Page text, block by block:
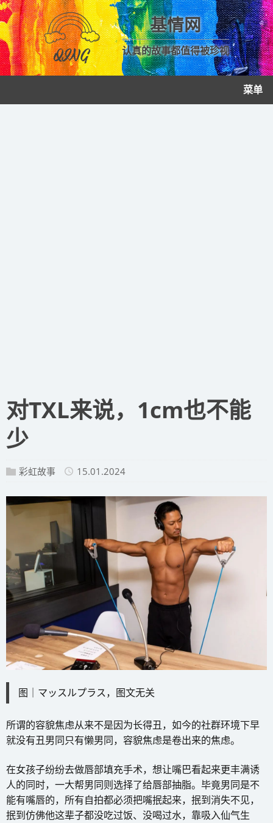
基情网
认真的故事都值得被珍视
菜单
​对TXL来说，1cm也不能
少
彩虹故事 15.01.2024
图｜マッスルプラス，图文无关
所谓的容貌焦虑从来不是因为长得丑，如今的社群环境下早
就没有丑男同只有懒男同，容貌焦虑是卷出来的焦虑。
在女孩子纷纷去做唇部填充手术，想让嘴巴看起来更丰满诱
人的同时，一大帮男同则选择了给唇部抽脂。毕竟男同是不
能有嘴唇的，所有自拍都必须把嘴抿起来，抿到消失不见，
抿到仿佛他这辈子都没吃过饭、没喝过水，靠吸入仙气生